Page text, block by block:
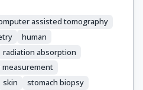
assisted tomography
human
radiation absorption
measurement
skin
stomach biopsy